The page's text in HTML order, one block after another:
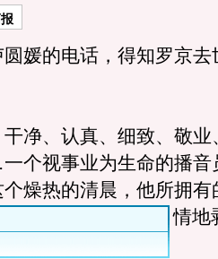
的电话，得知罗京去
、认真、细致、敬业
个视事业为生命的播音
燥热的清晨，他所拥有
情地